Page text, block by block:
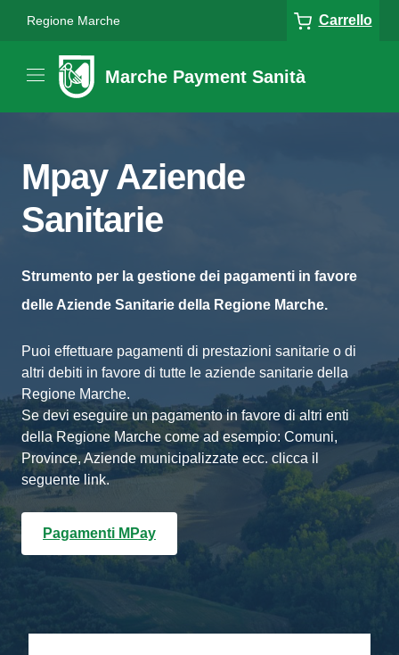
Regione Marche Carrello
Marche Payment Sanità
Mpay Aziende
Sanitarie
Strumento per la gestione dei pagamenti in favore
delle Aziende Sanitarie della Regione Marche.
Puoi effettuare pagamenti di prestazioni sanitarie o di
altri debiti in favore di tutte le aziende sanitarie della
Regione Marche.
Se devi eseguire un pagamento in favore di altri enti
della Regione Marche come ad esempio: Comuni,
Province, Aziende municipalizzate ecc. clicca il
seguente link.
Pagamenti MPay